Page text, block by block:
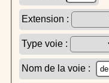
Extension :
Type voie :
Nom de la voie :